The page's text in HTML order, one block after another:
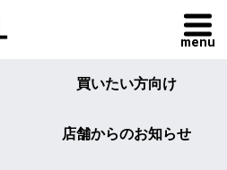
menu
買いたい方向け
店舗からのお知らせ